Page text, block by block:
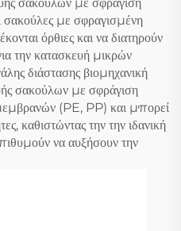
σακούλες με σφραγισμένη
όρθιες και να διατηρούν
την κατασκευή μικρών
διάστασης βιομηχανική
σακούλων με σφράγιση
(PE, PP) και μπορεί
καθιστώντας την την ιδανική
να αυξήσουν την